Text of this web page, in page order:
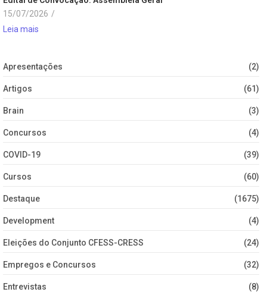
15/07/2026 /
Leia mais
Apresentações (2)
Artigos (61)
Brain (3)
Concursos (4)
COVID-19 (39)
Cursos (60)
Destaque (1675)
Development (4)
Eleições do Conjunto CFESS-CRESS (24)
Empregos e Concursos (32)
Entrevistas (8)